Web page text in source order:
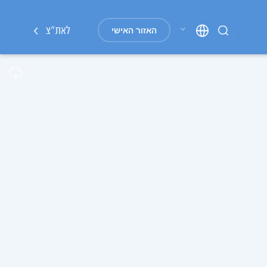
האזור האישי לאת"צ "חפשו באגף כוח האדם
חפשו